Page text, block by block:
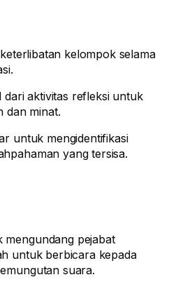
kelompok selama
dari aktivitas refleksi untuk
dan minat.
untuk mengidentifikasi
yang tersisa.
pejabat
untuk berbicara kepada
suara.